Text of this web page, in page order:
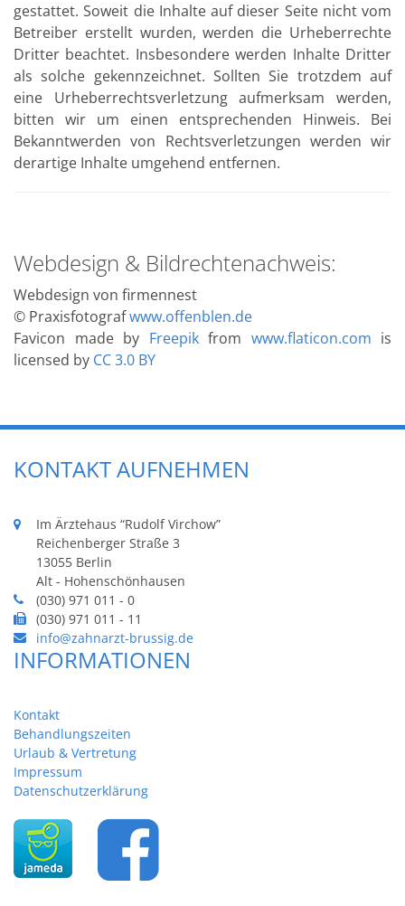
gestattet. Soweit die Inhalte auf dieser Seite nicht vom
Betreiber erstellt wurden, werden die Urheberrechte
Dritter beachtet. Insbesondere werden Inhalte Dritter
als solche gekennzeichnet. Sollten Sie trotzdem auf
eine Urheberrechtsverletzung aufmerksam werden,
bitten wir um einen entsprechenden Hinweis. Bei
Bekanntwerden von Rechtsverletzungen werden wir
derartige Inhalte umgehend entfernen.
Webdesign & Bildrechtenachweis:
Webdesign von firmennest
© Praxisfotografwww.offenblen.de
Favicon made by Freepikfrom www.flaticon.com is
licensed by CC 3.0 BY
KONTAKT AUFNEHMEN
Im Ärztehaus “Rudolf Virchow”
Reichenberger Straße 3
13055 Berlin
Alt - Hohenschönhausen
(030) 971 011 - 0
(030) 971 011 - 11
info@zahnarzt-brussig.de
INFORMATIONEN
Kontakt
Behandlungszeiten
Urlaub & Vertretung
Impressum
Datenschutzerklärung